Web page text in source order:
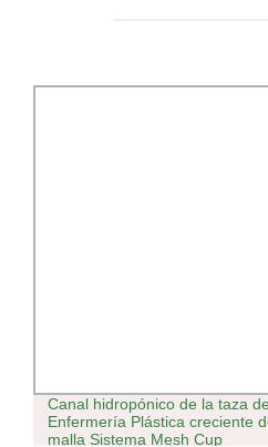
Canal hidropónico de la taza
Enfermería Plástica creciente
malla Sistema Mesh Cup